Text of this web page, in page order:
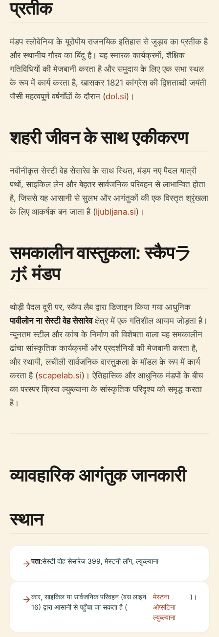
प्रतीक
मंडप स्लोवेनिया के यूरोपीय राजनयिक इतिहास से जुड़ाव का प्रतीक है
और स्थानीय गौरव का बिंदु है। यह स्मारक कार्यक्रमों, शैक्षिक
गतिविधियों की मेजबानी करता है और समुदाय के लिए एक सभा स्थल
के रूप में कार्य करता है, खासकर 1821 कांग्रेस की द्विशताब्दी जयंती
जैसी महत्वपूर्ण वर्षगाँठों के दौरान (dol.si)।
शहरी जीवन के साथ एकीकरण
नवीनीकृत सेस्टी वेह सेसारेव के साथ स्थित, मंडप नए पैदल यात्री
पथों, साइकिल लेन और बेहतर सार्वजनिक परिवहन से लाभान्वित होता
है, जिससे यह आसानी से सुलभ और आगंतुकों की एक विस्तृत श्रृंखला
के लिए आकर्षक बन जाता है (ljubljana.si)।
समकालीन वास्तुकला: स्कैपラ
ボ मंडप
थोड़ी पैदल दूरी पर, स्कैप लैब द्वारा डिजाइन किया गया आधुनिक
पावीलोन ना सेस्टी वेह सेसारेवक्षेत्र में एक गतिशील आयाम जोड़ता है।
न्यूनतम स्टील और कांच के निर्माण की विशेषता वाला यह समकालीन
ढांचा सांस्कृतिक कार्यक्रमों और प्रदर्शनियों की मेजबानी करता है,
और स्थायी, लचीली सार्वजनिक वास्तुकला के मॉडल के रूप में कार्य
करता है (scapelab.si)। ऐतिहासिक और आधुनिक मंडपों के बीच
का परस्पर क्रिया ल्युब्ल्याना के सांस्कृतिक परिदृश्य को समृद्ध करता
है।
व्यावहारिक आगंतुक जानकारी
स्थान
पता:सेस्टी दोह सेसारेज 399, मेस्टनी लॉग, ल्युब्ल्याना
कार, साइकिल या सार्वजनिक परिवहन (बस लाइन
16) द्वारा आसानी से पहुँचा जा सकता है (
मेस्टना
ओप्सटिना
ल्युब्ल्याना
)।